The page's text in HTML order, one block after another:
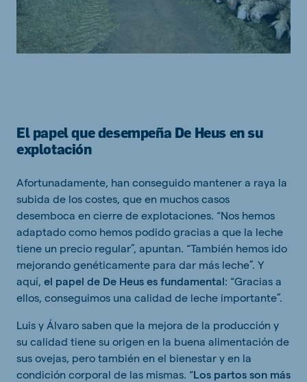
El papel que desempeña De Heus en su
explotación
Afortunadamente, han conseguido mantener a raya la
subida de los costes, que en muchos casos
desemboca en cierre de explotaciones. “Nos hemos
adaptado como hemos podido gracias a que la leche
tiene un precio regular”, apuntan. “También hemos ido
mejorando genéticamente para dar más leche”. Y
aquí, el papel de De Heus es fundamental: “Gracias a
ellos, conseguimos una calidad de leche importante”.
Luis y Álvaro saben que la mejora de la producción y
su calidad tiene su origen en la buena alimentación de
sus ovejas, pero también en el bienestar y en la
condición corporal de las mismas. “Los partos son más